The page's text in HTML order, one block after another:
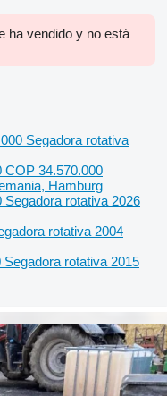
ha vendido y no está
Segadora rotativa
COP 34.570.000
Hamburg
Segadora rotativa 2026
rotativa 2004
Segadora rotativa 2015